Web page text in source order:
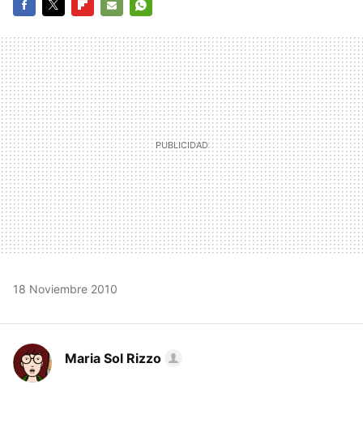
MAIL
18 Noviembre 2010
Maria Sol Rizzo